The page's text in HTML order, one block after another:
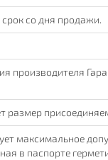
со дня продажи.
производителя
размер
максимальное
в паспорте